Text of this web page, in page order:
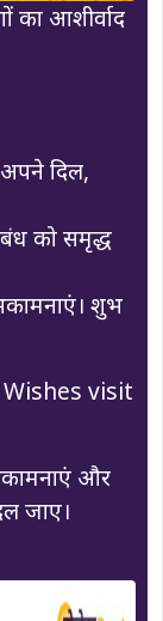
का आशीर्वाद
अपने दिल,
को समृद्ध
शुभ
visit
और
जाए।